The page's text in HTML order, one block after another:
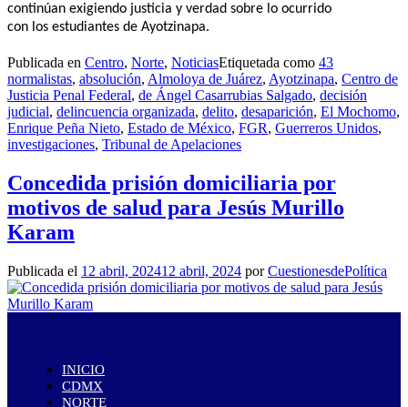
continúan exigiendo justicia y verdad sobre lo ocurrido
con los estudiantes de Ayotzinapa.
Publicada en Centro, Norte, NoticiasEtiquetada como 43
normalistas, absolución, Almoloya de Juárez, Ayotzinapa, Centro de
Justicia Penal Federal, de Ángel Casarrubias Salgado, decisión
judicial, delincuencia organizada, delito, desaparición, El Mochomo,
Enrique Peña Nieto, Estado de México, FGR, Guerreros Unidos,
investigaciones, Tribunal de Apelaciones
Concedida prisión domiciliaria por
motivos de salud para Jesús Murillo
Karam
Publicada el 12 abril, 202412 abril, 2024 porCuestionesdePolítica
INICIO
CDMX
NORTE